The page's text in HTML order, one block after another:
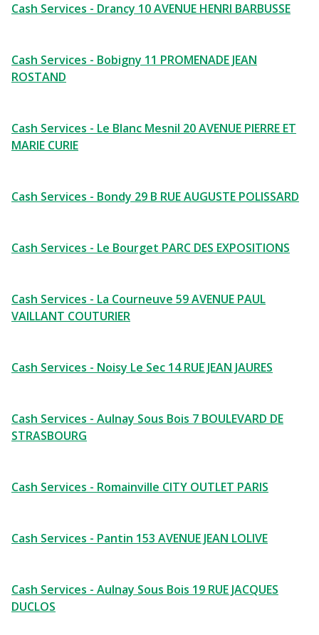
Cash Services - Drancy 10 AVENUE HENRI BARBUSSE
Cash Services - Bobigny 11 PROMENADE JEAN
ROSTAND
Cash Services - Le Blanc Mesnil 20 AVENUE PIERRE ET
MARIE CURIE
Cash Services - Bondy 29 B RUE AUGUSTE POLISSARD
Cash Services - Le Bourget PARC DES EXPOSITIONS
Cash Services - La Courneuve 59 AVENUE PAUL
VAILLANT COUTURIER
Cash Services - Noisy Le Sec 14 RUE JEAN JAURES
Cash Services - Aulnay Sous Bois 7 BOULEVARD DE
STRASBOURG
Cash Services - Romainville CITY OUTLET PARIS
Cash Services - Pantin 153 AVENUE JEAN LOLIVE
Cash Services - Aulnay Sous Bois 19 RUE JACQUES
DUCLOS